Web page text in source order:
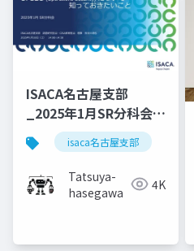
ISACA名古屋支部
_2025年1月SR分科会
_OPSECisaca名古屋支部
Tatsuya-
hasegawa
4K